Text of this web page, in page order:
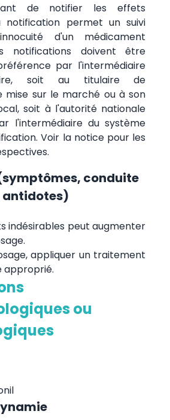
de notifier les effets
notification permet un suivi
d'un médicament
notifications doivent être
par l'intermédiaire
soit au titulaire de
mise sur le marché ou à son
soit à l'autorité nationale
l'intermédiaire du système
Voir la notice pour les
conduite
antidotes)
indésirables peut augmenter
appliquer un traitement
approprié.
ou